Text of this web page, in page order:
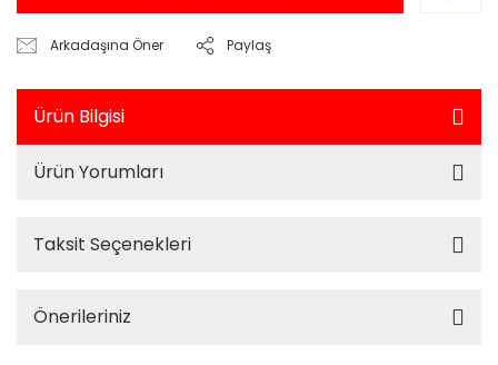
Arkadaşına Öner Paylaş
Ürün Bilgisi
Ürün Yorumları
Taksit Seçenekleri
Önerileriniz